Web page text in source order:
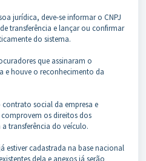
jurídica, deve-se informar o CNPJ
transferência e lançar ou confirmar
do sistema.
que assinaram o
e houve o reconhecimento da
social da empresa e
os direitos dos
transferência do veículo.
estiver cadastrada na base nacional
dela e anexos já serão